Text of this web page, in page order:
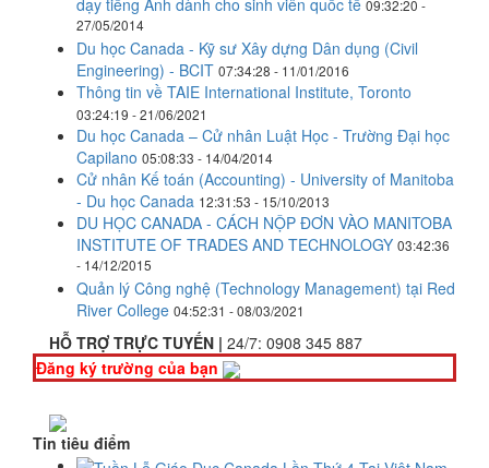
dạy tiếng Anh dành cho sinh viên quốc tế 09:32:20 -
27/05/2014
Du học Canada - Kỹ sư Xây dựng Dân dụng (Civil
Engineering) - BCIT 07:34:28 - 11/01/2016
Thông tin về TAIE International Institute, Toronto
03:24:19 - 21/06/2021
Du học Canada – Cử nhân Luật Học - Trường Đại học
Capilano 05:08:33 - 14/04/2014
Cử nhân Kế toán (Accounting) - University of Manitoba
- Du học Canada 12:31:53 - 15/10/2013
DU HỌC CANADA - CÁCH NỘP ĐƠN VÀO MANITOBA
INSTITUTE OF TRADES AND TECHNOLOGY 03:42:36
- 14/12/2015
Quản lý Công nghệ (Technology Management) tại Red
River College 04:52:31 - 08/03/2021
HỖ TRỢ TRỰC TUYẾN | 24/7: 0908 345 887
Đăng ký trường của bạn
Tin tiêu điểm